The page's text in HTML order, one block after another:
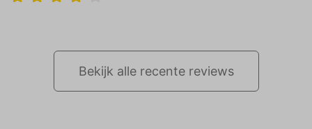
Bekijk alle recente reviews